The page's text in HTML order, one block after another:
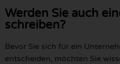
Werden Sie auch
schreiben?
Bevor Sie sich für ein
entscheiden, möchten Sie